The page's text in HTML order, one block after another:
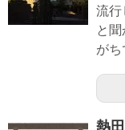
流行
と
がち